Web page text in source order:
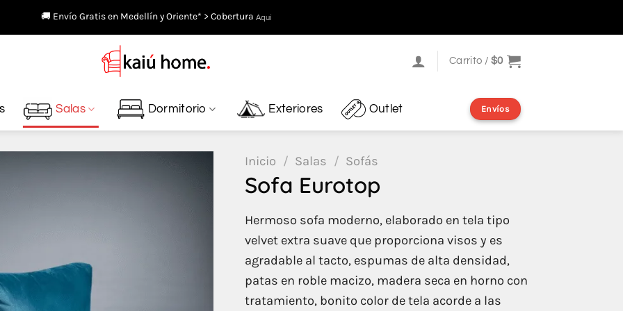
🚚 Envío Gratis en Medellín y Oriente* > Cobertura Aquí
Carrito /$0
Salas Dormitorio Exteriores Outlet Envíos
Inicio / Salas / Sofás
Sofa Eurotop
Hermoso sofa moderno, elaborado en tela tipo
velvet extra suave que proporciona visos y es
agradable al tacto, espumas de alta densidad,
patas en roble macizo, madera seca en horno con
tratamiento, bonito color de tela acorde a las